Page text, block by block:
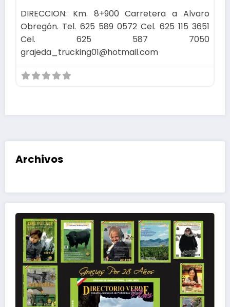
DIRECCION: Km. 8+900 Carretera a Alvaro
Obregón. Tel. 625 589 0572 Cel. 625 115 3651
Cel. 625 587 7050
grajeda_trucking01@hotmail.com
Archivos